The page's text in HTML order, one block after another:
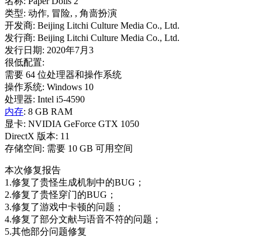
类型: 动作, 冒险, , 角啬扮演
开发商: Beijing Litchi Culture Media Co., Ltd.
发行商: Beijing Litchi Culture Media Co., Ltd.
发行日期: 2020年7月3
很低配置:
需要 64 位处理器和操作系统
操作系统: Windows 10
处理器: Intel i5-4590
内存: 8 GB RAM
显卡: NVIDIA GeForce GTX 1050
DirectX 版本: 11
存储空间: 需要 10 GB 可用空间
本次修复报告
1.修复了贵怪生成机制中的BUG；
2.修复了贵怪穿门的BUG；
3.修复了游戏中卡顿的问题；
4.修复了部分文献与语音不符的问题；
5.其他部分问题修复